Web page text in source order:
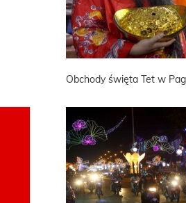
Obchody święta Tet w